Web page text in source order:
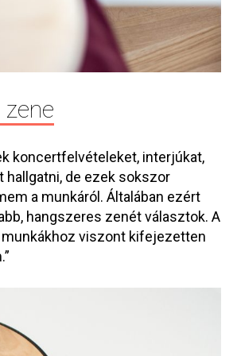
koncertfelvételeket, interjúkat,
de ezek sokszor
a munkáról. Általában ezért
hangszeres zenét választok. A
viszont kifejezetten